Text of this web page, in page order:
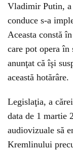
Vladimir Putin,
conduce s-a
Aceasta constă
care pot opera
anunţat că îşi
această hotărâre.
Legislaţia, a
data de 1 martie
audiovizuale să
Kremlinului